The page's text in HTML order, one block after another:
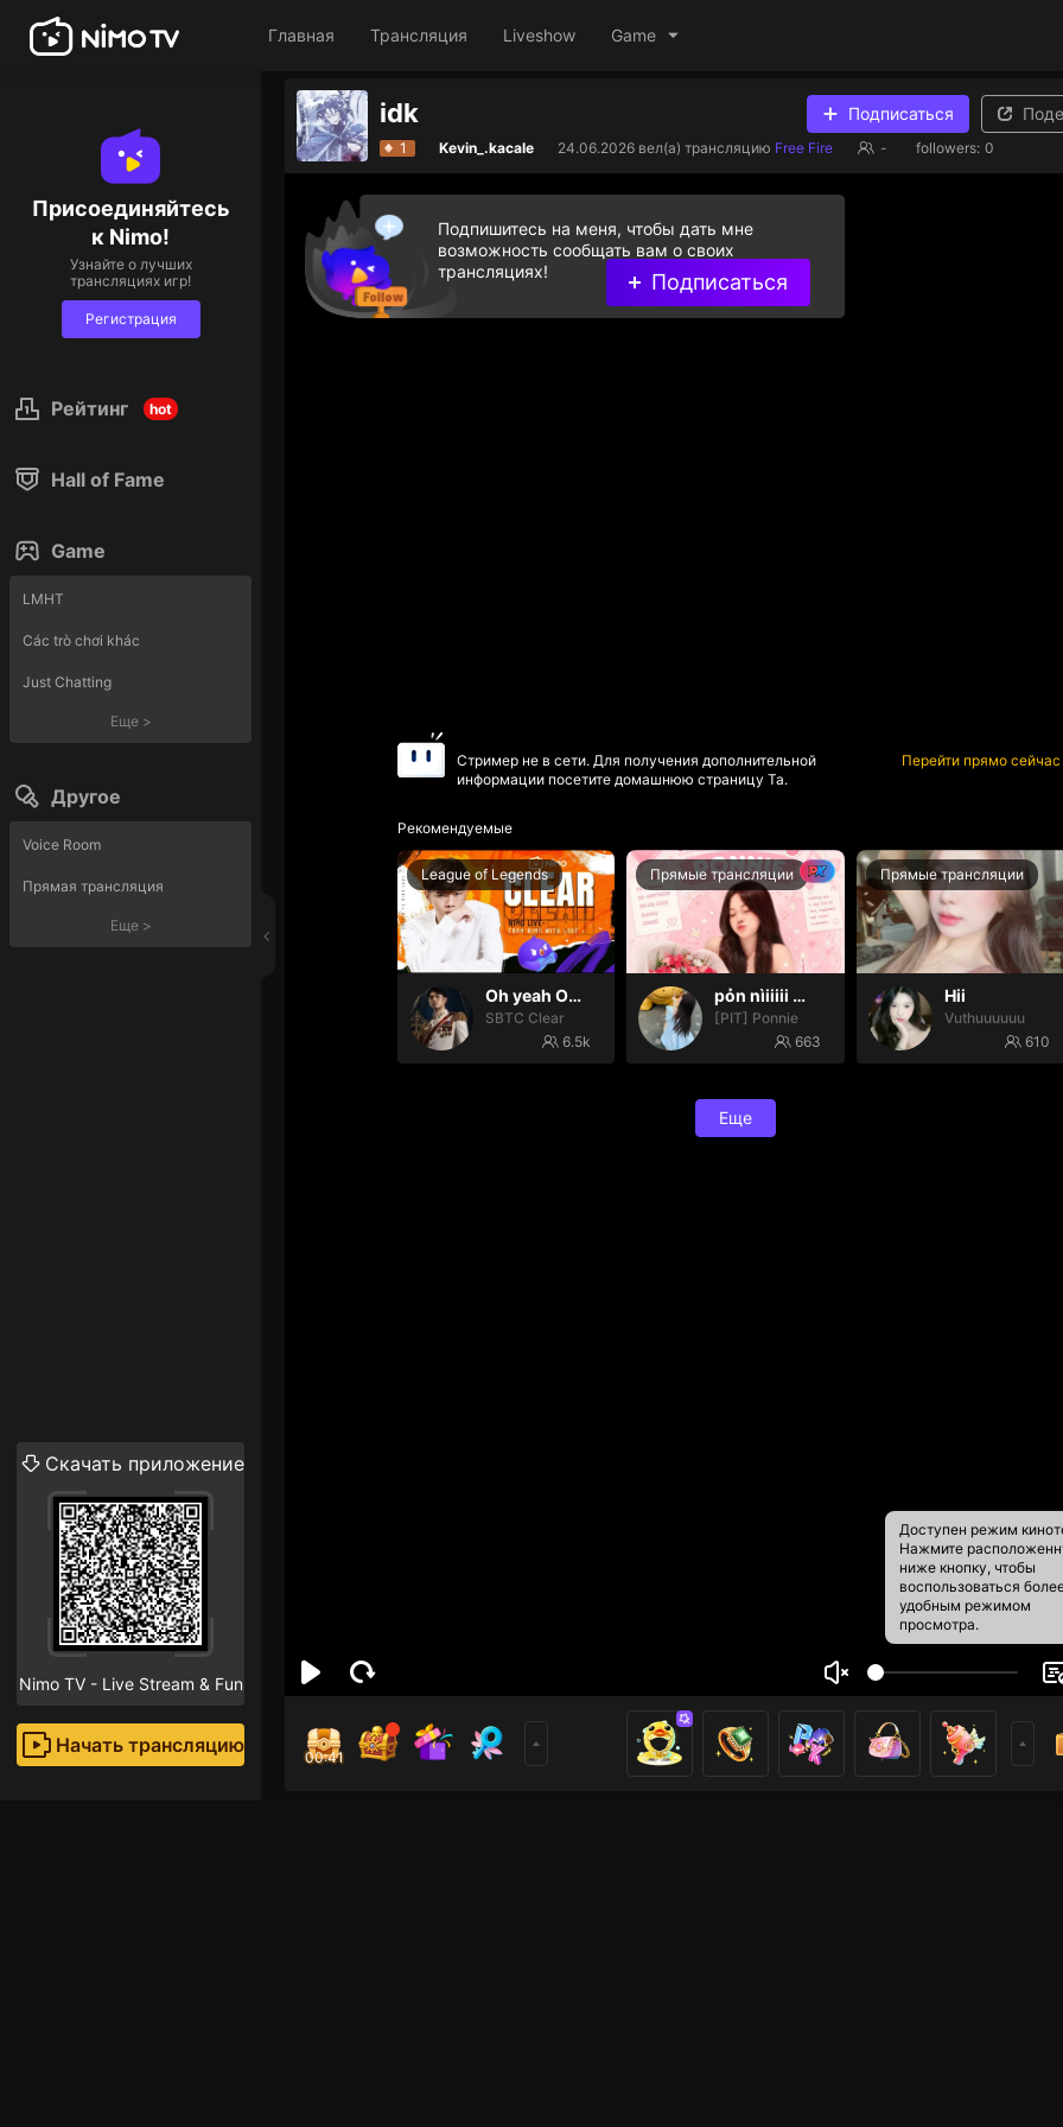
Главная Трансляция Liveshow Game
Присоединяйтесь
к Nimo!
Узнайте о лучших
трансляциях игр!
Регистрация
Рейтинг hot
Hall of Fame
Game
LMHT
Các trò chơi khác
Just Chatting
Еще>
Другое
Voice Room
Прямая трансляция
Еще>
Скачать приложение
Nimo TV - Live Stream & Fun
Начать трансляцию
idk Подписаться
1 Kevin_.kacale 24.06.2026 вел(а) трансляцию Free Fire - followers: 0
Доступен режим
Нажмите
ниже кнопку, чтобы
воспользоваться
удобным режимом
просмотра.
Стример не в сети. Для получения дополнительной
информации посетите домашнюю страницу Та.
Перейти прямо сейчас
Рекомендуемые
League of Legends
Oh yeah Oh yeah
SBTC Clear
6.5k
Прямые трансляции
pỏn nìiiiii 🤭🤭🤭
[PIT] Ponnie
663
Прямые трансляции
Hii
Vuthuuuuuu
610
Еще
00:40
Подпишитесь на меня, чтобы дать мне
возможность сообщать вам о своих
трансляциях!
Подписаться